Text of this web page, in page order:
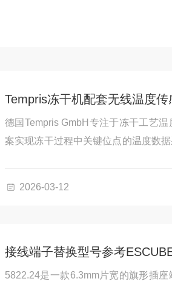
Tempris冻干机配套无线温度
德国Tempris GmbH专注于冻干工艺
案实现冻干过程中关键位点的温度数
2026-03-12
接线端子替换型号参考
5822.24是一款6.3mm片宽的旗形插